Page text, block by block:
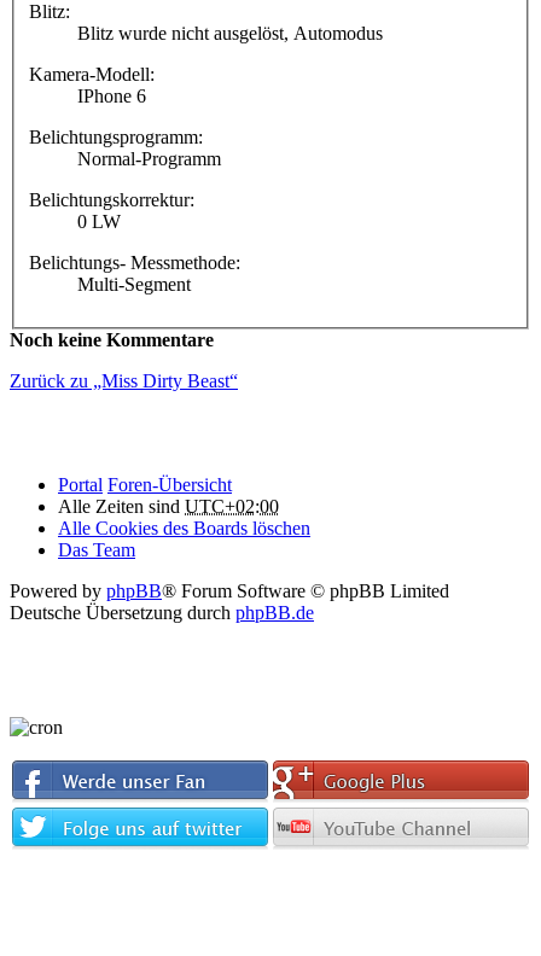
Blitz:
Blitz wurde nicht ausgelöst, Automodus
Kamera-Modell:
IPhone 6
Belichtungsprogramm:
Normal-Programm
Belichtungskorrektur:
0 LW
Belichtungs- Messmethode:
Multi-Segment
Noch keine Kommentare
Zurück zu „Miss Dirty Beast“
Portal Foren-Übersicht
Alle Zeiten sind UTC+02:00
Alle Cookies des Boards löschen
Das Team
Powered by phpBB® Forum Software © phpBB Limited
Deutsche Übersetzung durch phpBB.de